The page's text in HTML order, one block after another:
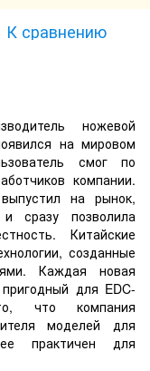
К сравнению
ножевой
на мировом
смог по
компании.
на рынок,
сразу позволила
Китайские
созданные
Каждая новая
для EDC-
что компания
моделей для
практичен для